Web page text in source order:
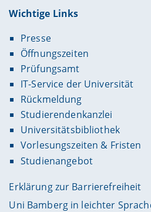
Wichtige Links
Presse
Öffnungszeiten
Prüfungsamt
IT-Service der Universität
Rückmeldung
Studierendenkanzlei
Universitätsbibliothek
Vorlesungszeiten & Fristen
Studienangebot
Erklärung zur Barrierefreiheit
Uni Bamberg in leichter